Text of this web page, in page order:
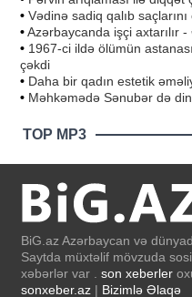
• Vədinə sadiq qalıb
•Azərbaycanda işçi axtarılır
• 1967-ci ildə ölümün
çəkdi
• Daha bir qadın estetik
• Məhkəmədə Sənubər də
TOP MP3
BiG.az Azərbaycan və
Saytda müxtəlif mövzuda
xəbərlər var . son xeberler
sonxeber.az | Bizimlə Əlaqə